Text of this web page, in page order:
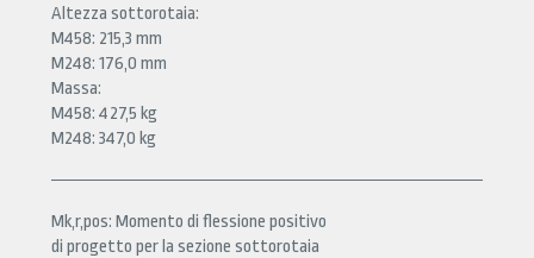
Altezza sottorotaia:
M458: 215,3 mm
M248: 176,0 mm
Massa:
M458: 427,5 kg
M248: 347,0 kg
Mk,r,pos: Momento di flessione positivo
di progetto per la sezione sottorotaia